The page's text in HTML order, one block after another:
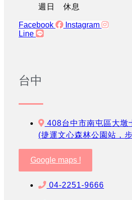
週日 休息
Facebook
Instagram
Line
台中
408台中市南屯區大墩
(捷運文心森林公園站，
Google maps !
04-2251-9666